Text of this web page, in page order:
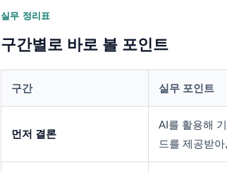
실무 정리표
구간별로 바로 볼 포인트
구간 실무 포인트
먼저 결론
AI를 활용해
드를 제공받